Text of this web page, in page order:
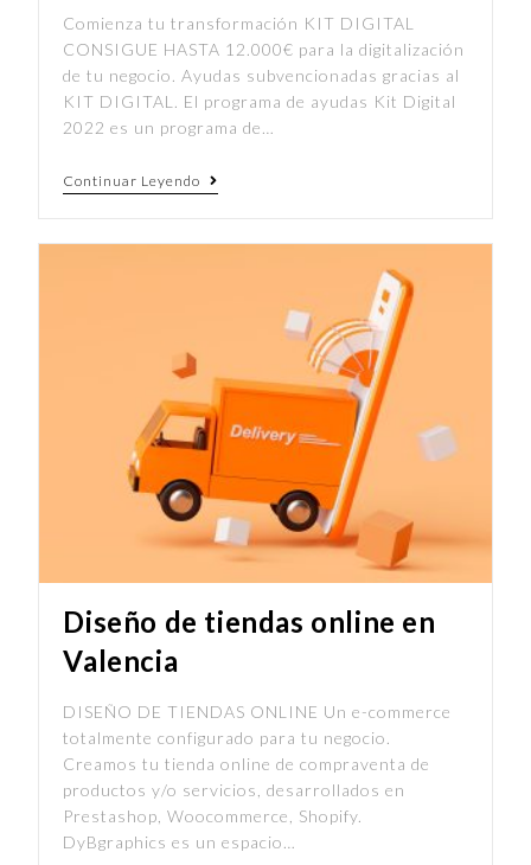
Comienza tu transformación KIT DIGITAL
CONSIGUE HASTA 12.000€ para la digitalización
de tu negocio. Ayudas subvencionadas gracias al
KIT DIGITAL. El programa de ayudas Kit Digital
2022 es un programa de…
Continuar Leyendo
Diseño de tiendas online en
Valencia
DISEÑO DE TIENDAS ONLINE Un e-commerce
totalmente configurado para tu negocio.
Creamos tu tienda online de compraventa de
productos y/o servicios, desarrollados en
Prestashop, Woocommerce, Shopify.
DyBgraphics es un espacio…